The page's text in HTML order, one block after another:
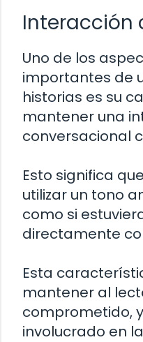
Interacción
Uno de los
importantes de
historias es su
mantener una
conversacional
Esto significa
utilizar un tono
como si
directamente
Esta
mantener al
comprometido,
involucrado en